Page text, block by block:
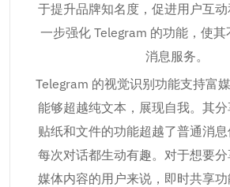
于提升品牌知名度，促进用户互
一步强化 Telegram 的功能，使
消息服务。
Telegram 的视觉识别功能支持富
能够超越纯文本，展现自我。其分
贴纸和文件的功能超越了普通消
每次对话都生动有趣。对于想要
媒体内容的用户来说，即时共享